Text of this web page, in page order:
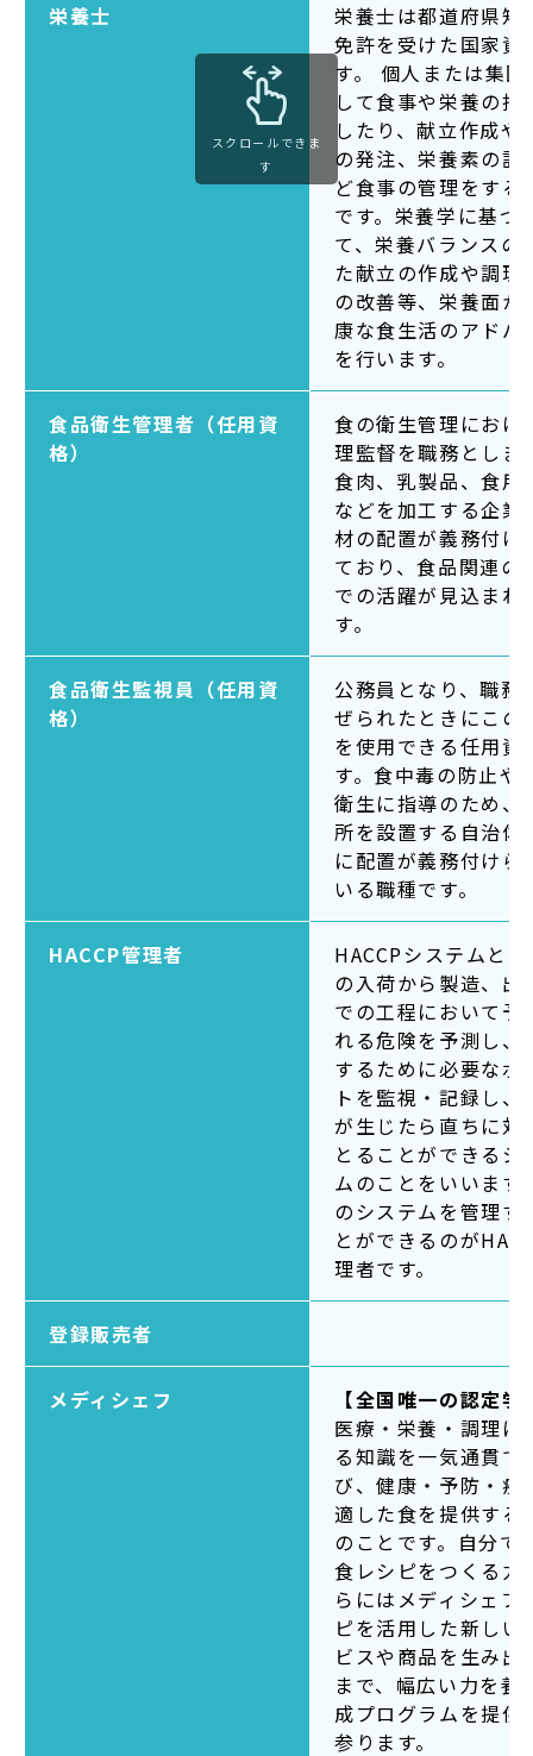
栄養士
栄養士は都道府県知
免許を受けた国家資
す。 個人または集
して食事や栄養の指
したり、献立作成や
の発注、栄養素の計
ど食事の管理をする
です。栄養学に基づ
て、栄養バランスの
た献立の作成や調理
の改善等、栄養面か
康な食生活のアドバ
を行います。
食品衛生管理者（任用資
格）
食の衛生管理におけ
理監督を職務としま
食肉、乳製品、食用
などを加工する企業
材の配置が義務付け
ており、食品関連の
での活躍が見込まれ
す。
食品衛生監視員（任用資
格）
公務員となり、職務
ぜられたときにこの
を使用できる任用資
す。食中毒の防止や
衛生に指導のため、
所を設置する自治体
に配置が義務付けら
いる職種です。
HACCP管理者
HACCPシステムと
の入荷から製造、出
での工程において予
れる危険を予測し、
するために必要なポ
トを監視・記録し、
が生じたら直ちに対
とることができるシ
ムのことをいいます
のシステムを管理す
とができるのが
理者です。
登録販売者
メディシェフ
【全国唯一の認定学
医療・栄養・調理に
る知識を一気通貫で
び、健康・予防・疾
適した食を提供する
のことです。自分で
食レシピをつくる力
らにはメディシェフ
ピを活用した新しい
ビスや商品を生み出
まで、幅広い力を養
成プログラムを提供
参ります。
スクロールできま
す